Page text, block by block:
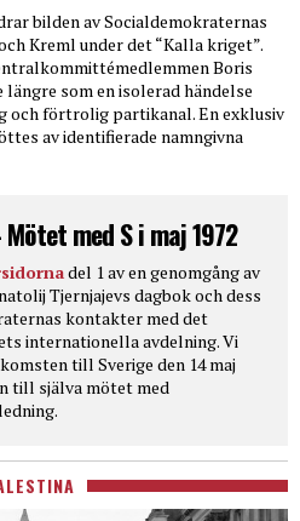
bilden av Socialdemokraternas
Kreml under det “Kalla kriget”.
Boris
som en isolerad händelse
och förtrolig partikanal. En exklusiv
av identifierade namngivna
med S i maj 1972
del 1 av en genomgång av
Tjernjajevs dagbok och dess
kontakter med det
internationella avdelning. Vi
till Sverige den 14 maj
till själva mötet med